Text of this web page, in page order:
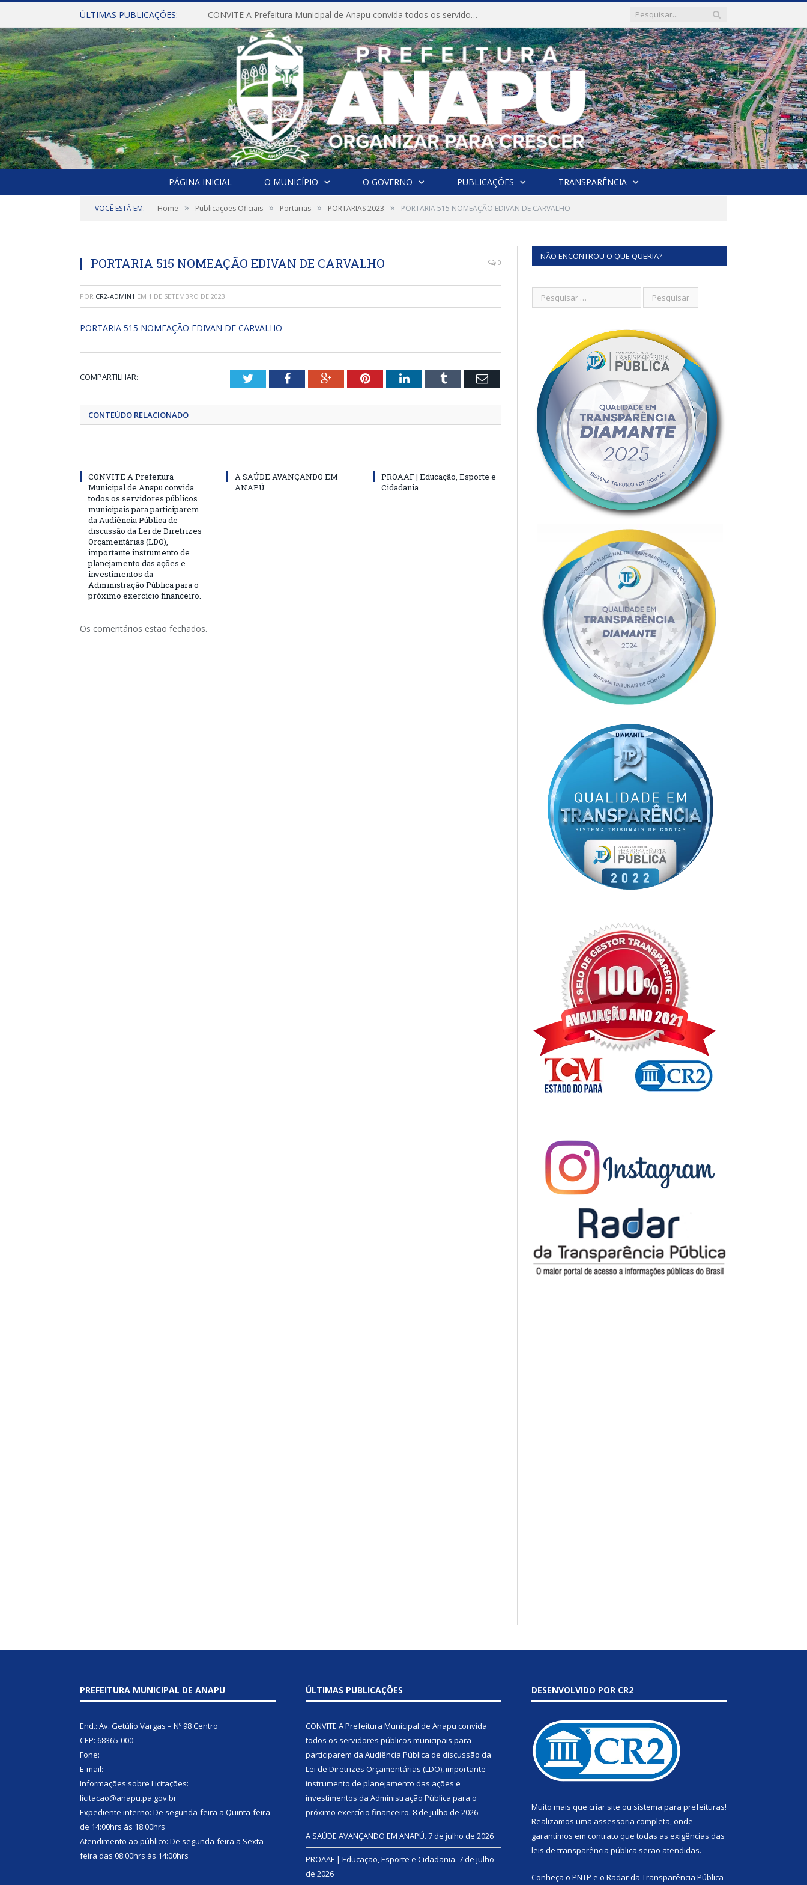
ÚLTIMAS PUBLICAÇÕES: CONVITE A Prefeitura Municipal de Anapu convida todos os servidores públicos municipais para participarem da Audiência Pública de discussão da Lei de Diretrizes Orçamentárias (LDO), importante instrumento de planejamento das ações e investimentos da Administração Pública para o próximo exercício financeiro.
PÁGINA INICIAL O MUNICÍPIO O GOVERNO PUBLICAÇÕES TRANSPARÊNCIA
VOCÊ ESTÁ EM: Home » Publicações Oficiais » Portarias » PORTARIAS 2023 » PORTARIA 515 NOMEAÇÃO EDIVAN DE CARVALHO
PORTARIA 515 NOMEAÇÃO EDIVAN DE CARVALHO 0
POR CR2-ADMIN1 EM 1 DE SETEMBRO DE 2023
PORTARIA 515 NOMEAÇÃO EDIVAN DE CARVALHO
COMPARTILHAR: TwitterFacebookGoogle+PinterestLinkedInTumblr Email
CONTEÚDO RELACIONADO
CONVITE A Prefeitura
Municipal de Anapu convida
todos os servidores públicos
municipais para participarem
da Audiência Pública de
discussão da Lei de Diretrizes
Orçamentárias (LDO),
importante instrumento de
planejamento das ações e
investimentos da
Administração Pública para o
próximo exercício financeiro.
A SAÚDE AVANÇANDO EM
ANAPÚ.
PROAAF | Educação, Esporte e
Cidadania.
Os comentários estão fechados.
NÃO ENCONTROU O QUE QUERIA?
PREFEITURA MUNICIPAL DE ANAPU
End.: Av. Getúlio Vargas – Nº 98 Centro
CEP: 68365-000
Fone:
E-mail:
Informações sobre Licitações:
licitacao@anapu.pa.gov.br
Expediente interno: De segunda-feira a Quinta-feira
de 14:00hrs às 18:00hrs
Atendimento ao público: De segunda-feira a Sexta-
feira das 08:00hrs às 14:00hrs
ÚLTIMAS PUBLICAÇÕES
CONVITE A Prefeitura Municipal de Anapu convida
todos os servidores públicos municipais para
participarem da Audiência Pública de discussão da
Lei de Diretrizes Orçamentárias (LDO), importante
instrumento de planejamento das ações e
investimentos da Administração Pública para o
próximo exercício financeiro. 8 de julho de 2026
A SAÚDE AVANÇANDO EM ANAPÚ. 7 de julho de 2026
PROAAF | Educação, Esporte e Cidadania. 7 de julho
de 2026
DESENVOLVIDO POR CR2
Muito mais que criar site ou sistema para prefeituras!
Realizamos uma assessoria completa, onde
garantimos em contrato que todas as exigências das
leis de transparência pública serão atendidas.
Conheça o PNTP e o Radar da Transparência Pública